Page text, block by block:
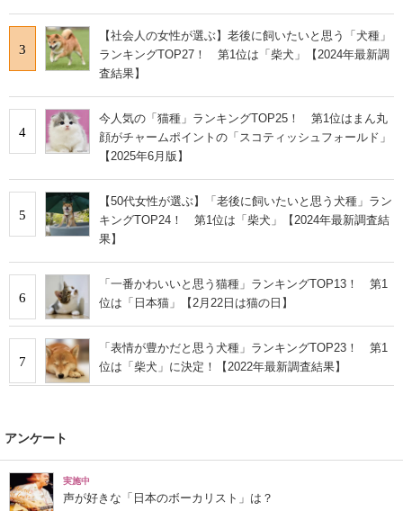
3
【社会人の女性が選ぶ】老後に飼いたいと思う「犬種」
ランキングTOP27！ 第1位は「柴犬」【2024年最新調
査結果】
4
今人気の「猫種」ランキングTOP25！ 第1位はまん丸
顔がチャームポイントの「スコティッシュフォールド」
【2025年6月版】
5
【50代女性が選ぶ】「老後に飼いたいと思う犬種」ラン
キングTOP24！ 第1位は「柴犬」【2024年最新調査結
果】
6
「一番かわいいと思う猫種」ランキングTOP13！ 第1
位は「日本猫」【2月22日は猫の日】
7
「表情が豊かだと思う犬種」ランキングTOP23！ 第1
位は「柴犬」に決定！【2022年最新調査結果】
アンケート
実施中
声が好きな「日本のボーカリスト」は？